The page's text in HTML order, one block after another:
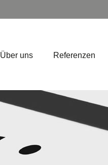
Über uns Referenzen